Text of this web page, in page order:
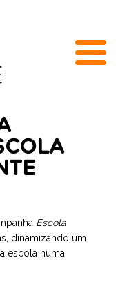
Escola
dinamizando um
escola numa